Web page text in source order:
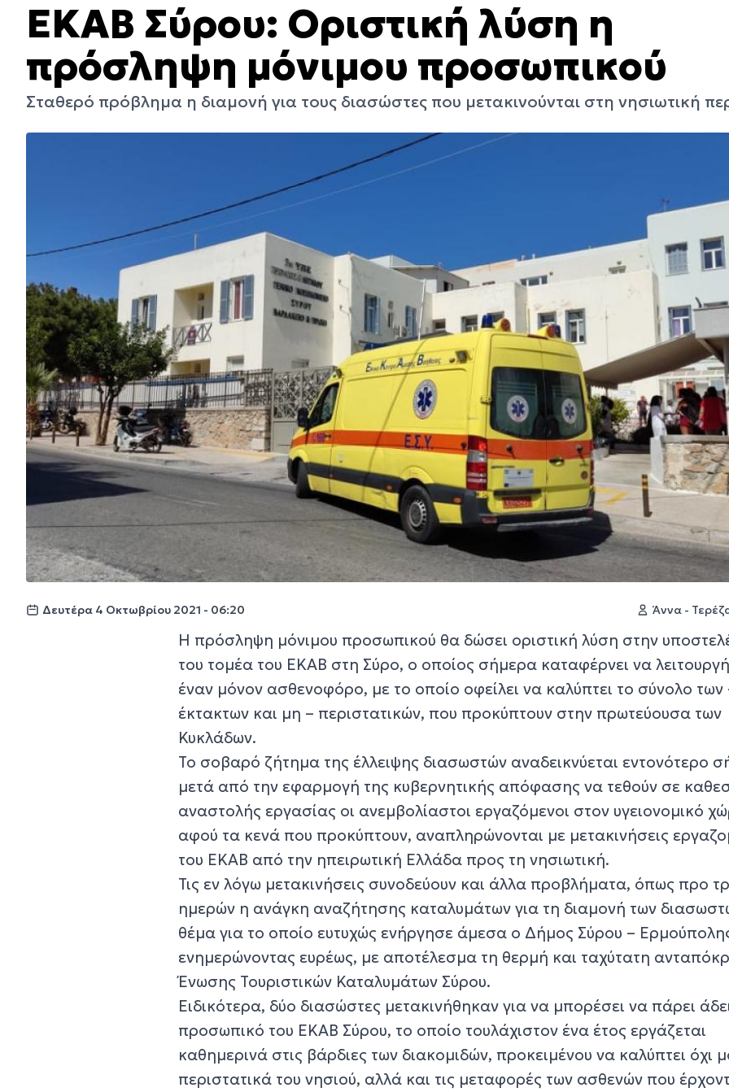
ΕΚΑΒ Σύρου: Οριστική λύση η
πρόσληψη μόνιμου προσωπικού
Σταθερό πρόβλημα η διαμονή για τους διασώστες που μετακινούνται στη νησιωτική
Δευτέρα 4 Οκτωβρίου 2021 - 06:20 Άννα -
Η πρόσληψη μόνιμου προσωπικού θα δώσει οριστική λύση στην
του τομέα του ΕΚΑΒ στη Σύρο, ο οποίος σήμερα καταφέρνει να
έναν μόνον ασθενοφόρο, με το οποίο οφείλει να καλύπτει το σύνολο των
έκτακτων και μη – περιστατικών, που προκύπτουν στην πρωτεύουσα των
Κυκλάδων.
Το σοβαρό ζήτημα της έλλειψης διασωστών αναδεικνύεται εντονότερο
μετά από την εφαρμογή της κυβερνητικής απόφασης να τεθούν σε
αναστολής εργασίας οι ανεμβολίαστοι εργαζόμενοι στον υγειονομικό
αφού τα κενά που προκύπτουν, αναπληρώνονται με μετακινήσεις
του ΕΚΑΒ από την ηπειρωτική Ελλάδα προς τη νησιωτική.
Τις εν λόγω μετακινήσεις συνοδεύουν και άλλα προβλήματα, όπως προ
ημερών η ανάγκη αναζήτησης καταλυμάτων για τη διαμονή των
θέμα για το οποίο ευτυχώς ενήργησε άμεσα ο Δήμος Σύρου –
ενημερώνοντας ευρέως, με αποτέλεσμα τη θερμή και ταχύτατη
Ένωσης Τουριστικών Καταλυμάτων Σύρου.
Ειδικότερα, δύο διασώστες μετακινήθηκαν για να μπορέσει να πάρει
προσωπικό του ΕΚΑΒ Σύρου, το οποίο τουλάχιστον ένα έτος εργάζεται
καθημερινά στις βάρδιες των διακομιδών, προκειμένου να καλύπτει όχι
περιστατικά του νησιού, αλλά και τις μεταφορές των ασθενών που